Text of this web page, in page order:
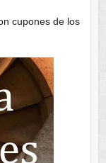
cupones de los